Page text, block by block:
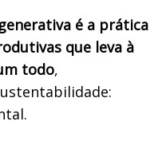
é a prática
que leva à
todo,